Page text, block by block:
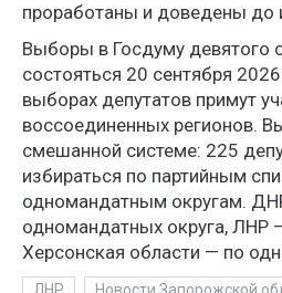
проработаны и доведены до
Выборы в Госдуму
состояться 20 сентября
выборах депутатов примут
воссоединенных регионов.
смешанной системе: 225
избираться по партийным
одномандатным округам.
одномандатных округа, ЛНР
Херсонская области — по